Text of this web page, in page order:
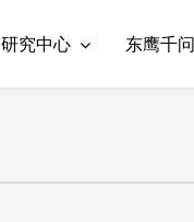
研究中心 东鹰千问